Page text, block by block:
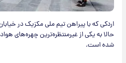
اردکی که با پیراهن تیم ملی مکزیک در
شده است.